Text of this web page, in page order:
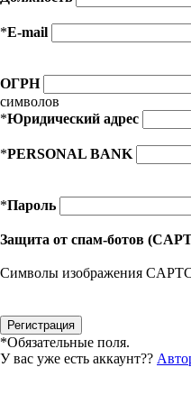
*E-mail
ОГРН
символов
*Юридический адрес
*PERSONAL BANK
*Пароль
Защита от спам-ботов
Символы изображения
*Обязательные поля.
У вас уже есть аккаунт??